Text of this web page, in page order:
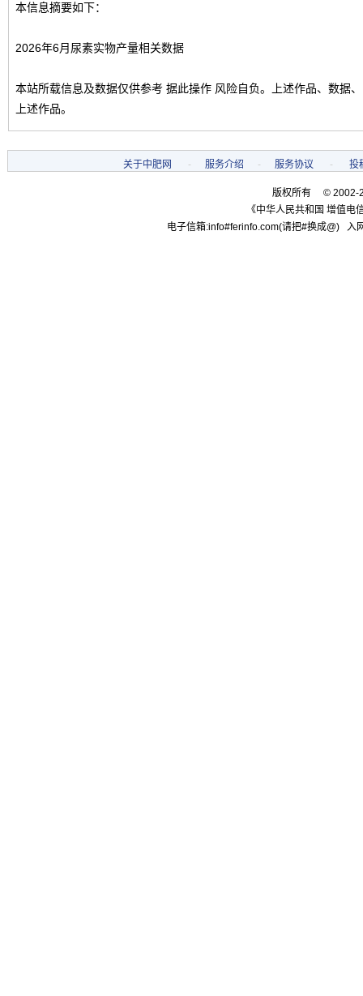
本信息摘要如下：
2026年6月尿素实物产量相关数据
本站所载信息及数据仅供参考 据此操作 风险自负。上述作品、数据
上述作品。
关于中肥网 - 服务介绍 - 服务协议 - 投
版权所有 © 2002-
《中华人民共和国 增值电
电子信箱:info#ferinfo.com(请把#换成@)